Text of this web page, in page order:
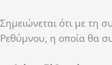
Σημειώνεται ότι με τη
Ρεθύμνου, η οποία θα